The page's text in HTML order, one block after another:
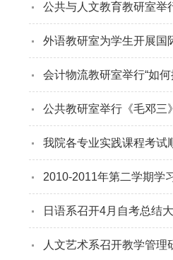
公共与人文教育教研室举
外语教研室为学生开展国
会计物流教研室举行“如
公共教研室举行《毛邓三
我院各专业实践课程考试
2010-2011年第二学期学
日语系召开4月自考总结
人文艺术系召开教学管理